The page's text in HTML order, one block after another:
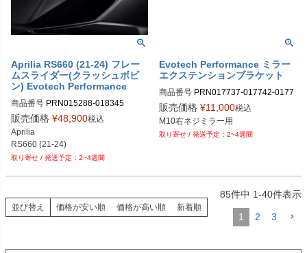
Aprilia RS660 (21-24) フレー
ムスライダー(クラッシュボビ
ン) Evotech Performance
商品番号 PRN015288-018345
PRN015288-018345-01
販売価格 ¥48,900税込
Aprilia
RS660 (21-24)
2~4週間
Evotech Performance ミラー
エクステンションブラケット
商品番号 PRN017737-017742-0177
43
PRN017737-017742-017743-02
PRN017737-017742-017743-03
PRN017737-017742-017743-09
PRN017737-017742-017743-10
PRN017737-017742-017743-11
PRN017737-017742-017743-12
PRN017737-017742-017743-13
販売価格 ¥11,000税込
M10右ネジミラー用
2~4週間
並び替え 価格が安い順 価格が高い順 新着順
85件中 1-40件表示
1 2 3